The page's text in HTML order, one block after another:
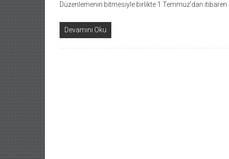
Düzenlemenin bitmesiyle birlikte 1 Temmuz’dan itibaren
Devamını Oku